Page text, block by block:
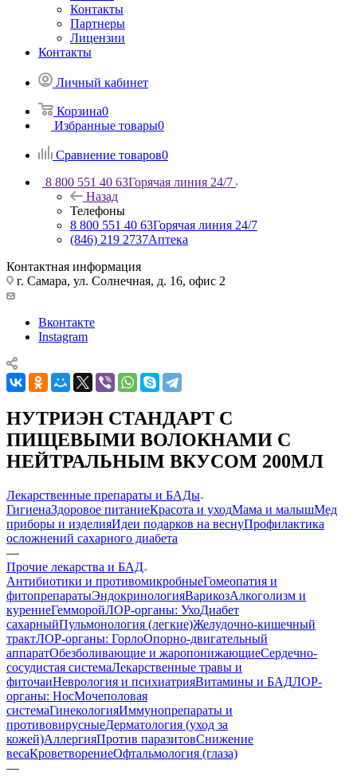
Контакты
Партнеры
Лицензии
Контакты
Личный кабинет
Корзина0
Избранные товары0
Сравнение товаров0
8 800 551 40 63Горячая линия 24/7
Назад
Телефоны
8 800 551 40 63Горячая линия 24/7
(846) 219 2737Аптека
Контактная информация
г. Самара, ул. Солнечная, д. 16, офис 2
Вконтакте
Instagram
НУТРИЭН СТАНДАРТ С
ПИЩЕВЫМИ ВОЛОКНАМИ С
НЕЙТРАЛЬНЫМ ВКУСОМ 200МЛ
Лекарственные препараты и БАДы
ГигиенаЗдоровое питаниеКрасота и уходМама и малышМед
приборы и изделияИдеи подарков на веснуПрофилактика
осложнений сахарного диабета
—
Прочие лекарства и БАД
Антибиотики и противомикробныеГомеопатия и
фитопрепаратыЭндокринологияВарикозАлкоголизм и
курениеГемморойЛОР-органы: УхоДиабет
сахарныйПульмонология (легкие)Желудочно-кишечный
трактЛОР-органы: ГорлоОпорно-двигательный
аппаратОбезболивающие и жаропонижающиеСердечно-
сосудистая системаЛекарственные травы и
фиточаиНеврология и психиатрияВитамины и БАДЛОР-
органы: НосМочеполовая
системаГинекологияИммунопрепараты и
противовирусныеДерматология (уход за
кожей)АллергияПротив паразитовСнижение
весаКроветворениеОфтальмология (глаза)
—